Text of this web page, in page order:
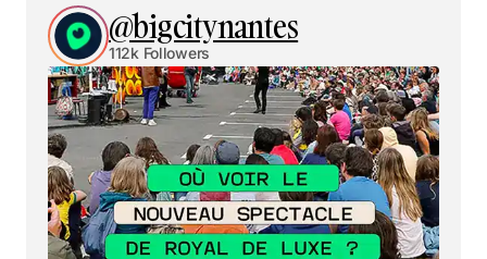
@bigcitynantes
112k Followers